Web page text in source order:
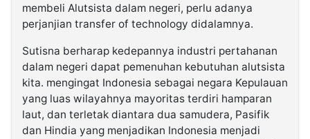
membeli Alutsista dalam negeri, perlu adanya
perjanjian transfer of technology didalamnya.
Sutisna berharap kedepannya industri pertahanan
dalam negeri dapat pemenuhan kebutuhan alutsista
kita. mengingat Indonesia sebagai negara Kepulauan
yang luas wilayahnya mayoritas terdiri hamparan
laut, dan terletak diantara dua samudera, Pasifik
dan Hindia yang menjadikan Indonesia menjadi